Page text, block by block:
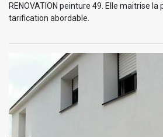
RENOVATION peinture 49. Elle maitrise la
tarification abordable.